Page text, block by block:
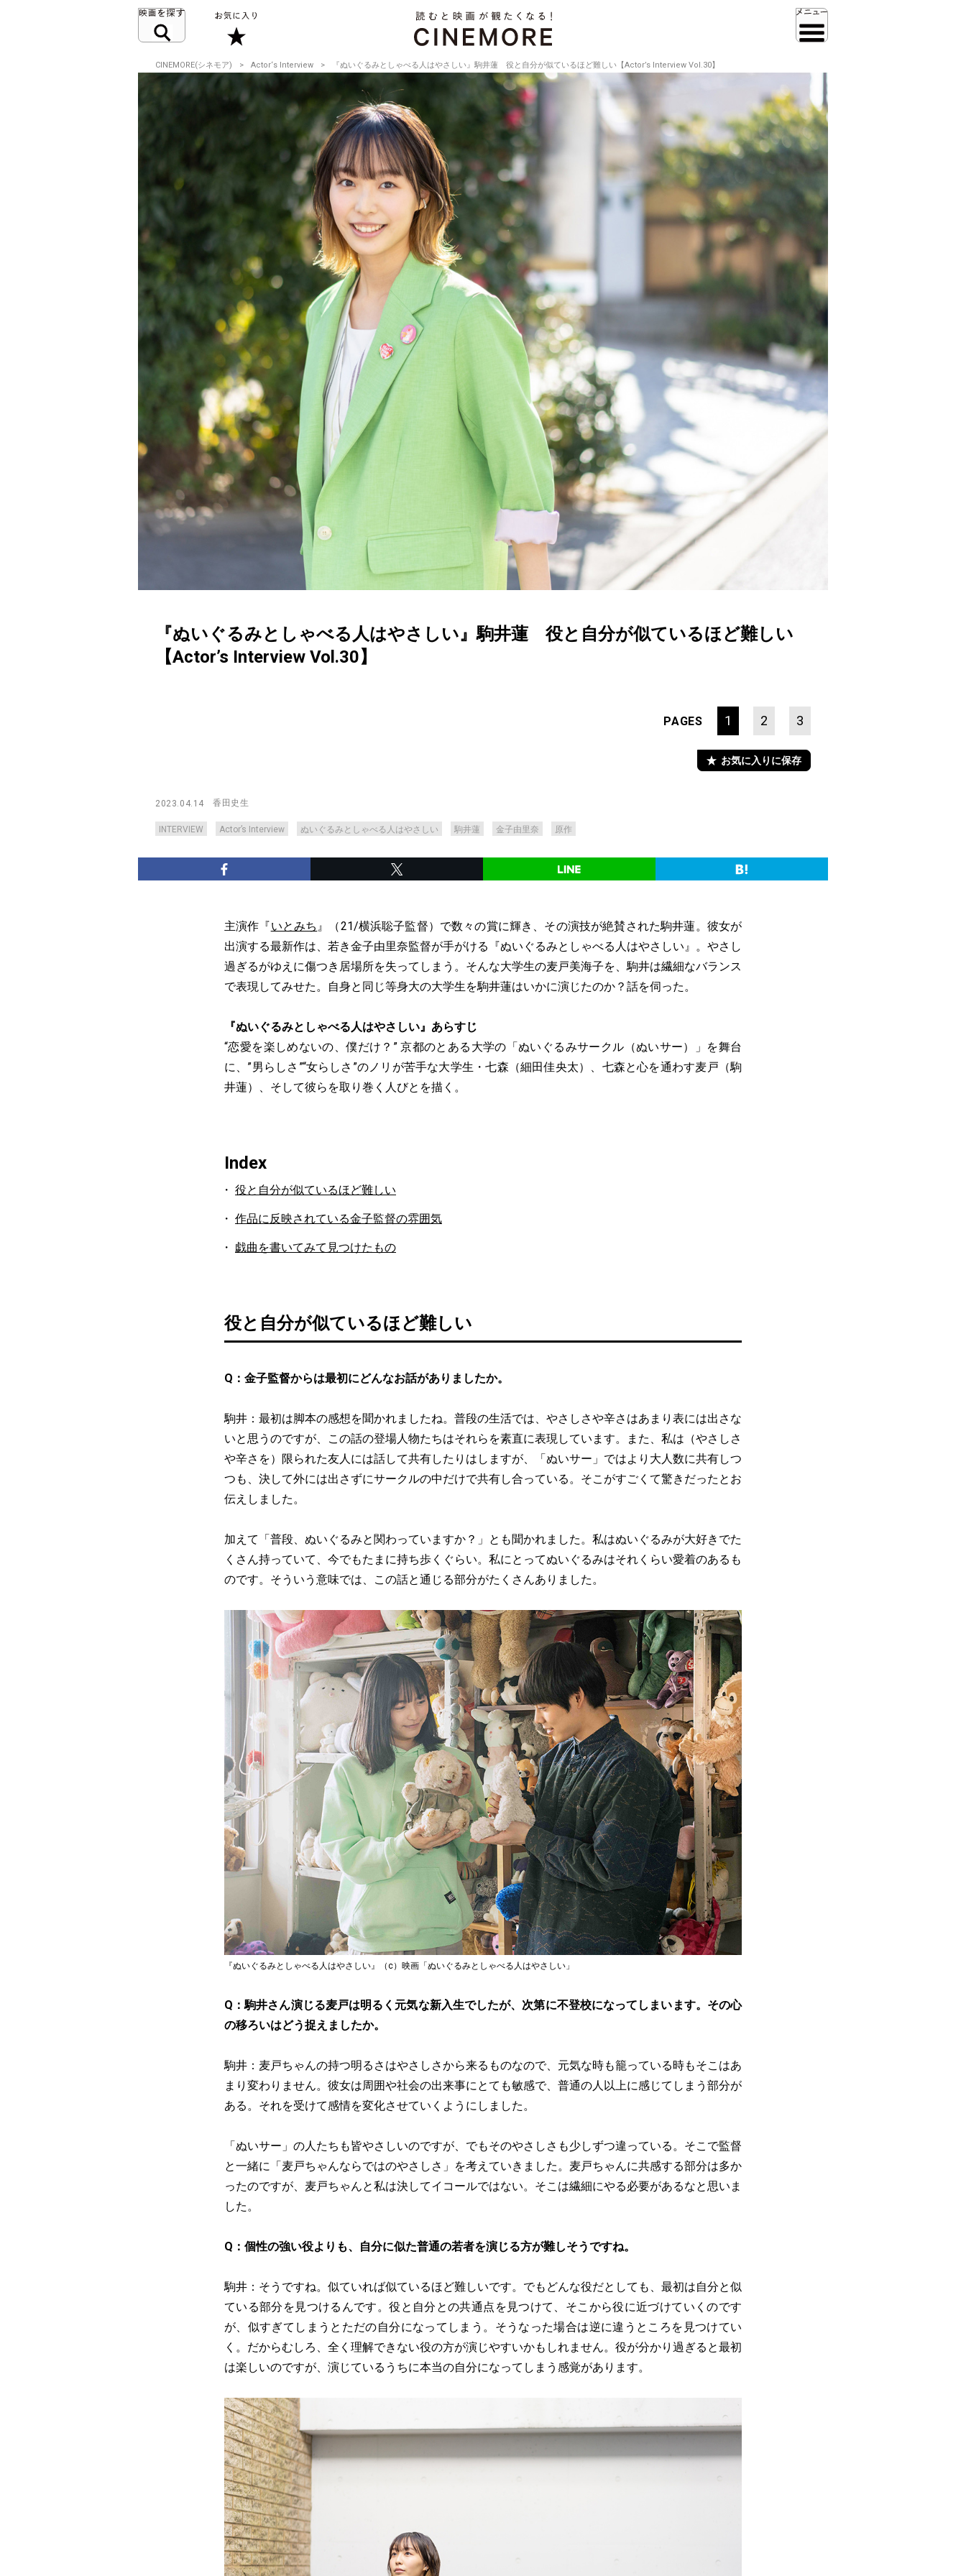
CINEMORE(シネモア) Actor‘s Interview 『ぬいぐるみとしゃべる人はやさしい』駒井蓮 役と自分が似ているほど難しい【Actor’s Interview Vol.30】
『ぬいぐるみとしゃべる人はやさしい』駒井蓮 役と自分が似ているほど難しい
【Actor’s Interview Vol.30】
PAGES 1 2 3
お気に入りに保存
2023.04.14 香田史生
INTERVIEW Actor’s Interview ぬいぐるみとしゃべる人はやさしい 駒井蓮 金子由里奈 原作
主演作『いとみち 』（21/横浜聡子監督）で数々の賞に輝き、その演技が絶賛された駒井蓮。彼女が
出演する最新作は、若き金子由里奈監督が手がける『ぬいぐるみとしゃべる人はやさしい』。やさし
過ぎるがゆえに傷つき居場所を失ってしまう。そんな大学生の麦戸美海子を、駒井は繊細なバランス
で表現してみせた。自身と同じ等身大の大学生を駒井蓮はいかに演じたのか？話を伺った。
『ぬいぐるみとしゃべる人はやさしい』あらすじ
“恋愛を楽しめないの、僕だけ？” 京都のとある大学の「ぬいぐるみサークル（ぬいサー）」を舞台
に、”男らしさ”“女らしさ”のノリが苦手な大学生・七森（細田佳央太）、七森と心を通わす麦戸（駒
井蓮）、そして彼らを取り巻く人びとを描く。
Index
役と自分が似ているほど難しい
作品に反映されている金子監督の雰囲気
戯曲を書いてみて見つけたもの
役と自分が似ているほど難しい
Q：金子監督からは最初にどんなお話がありましたか。
駒井：最初は脚本の感想を聞かれましたね。普段の生活では、やさしさや辛さはあまり表には出さな
いと思うのですが、この話の登場人物たちはそれらを素直に表現しています。また、私は（やさしさ
や辛さを）限られた友人には話して共有したりはしますが、「ぬいサー」ではより大人数に共有しつ
つも、決して外には出さずにサークルの中だけで共有し合っている。そこがすごくて驚きだったとお
伝えしました。
加えて「普段、ぬいぐるみと関わっていますか？」とも聞かれました。私はぬいぐるみが大好きでた
くさん持っていて、今でもたまに持ち歩くぐらい。私にとってぬいぐるみはそれくらい愛着のあるも
のです。そういう意味では、この話と通じる部分がたくさんありました。
『ぬいぐるみとしゃべる人はやさしい』（c）映画「ぬいぐるみとしゃべる人はやさしい」
Q：駒井さん演じる麦戸は明るく元気な新入生でしたが、次第に不登校になってしまいます。その心
の移ろいはどう捉えましたか。
駒井：麦戸ちゃんの持つ明るさはやさしさから来るものなので、元気な時も籠っている時もそこはあ
まり変わりません。彼女は周囲や社会の出来事にとても敏感で、普通の人以上に感じてしまう部分が
ある。それを受けて感情を変化させていくようにしました。
「ぬいサー」の人たちも皆やさしいのですが、でもそのやさしさも少しずつ違っている。そこで監督
と一緒に「麦戸ちゃんならではのやさしさ」を考えていきました。麦戸ちゃんに共感する部分は多か
ったのですが、麦戸ちゃんと私は決してイコールではない。そこは繊細にやる必要があるなと思いま
した。
Q：個性の強い役よりも、自分に似た普通の若者を演じる方が難しそうですね。
駒井：そうですね。似ていれば似ているほど難しいです。でもどんな役だとしても、最初は自分と似
ている部分を見つけるんです。役と自分との共通点を見つけて、そこから役に近づけていくのです
が、似すぎてしまうとただの自分になってしまう。そうなった場合は逆に違うところを見つけてい
く。だからむしろ、全く理解できない役の方が演じやすいかもしれません。役が分かり過ぎると最初
は楽しいのですが、演じているうちに本当の自分になってしまう感覚があります。